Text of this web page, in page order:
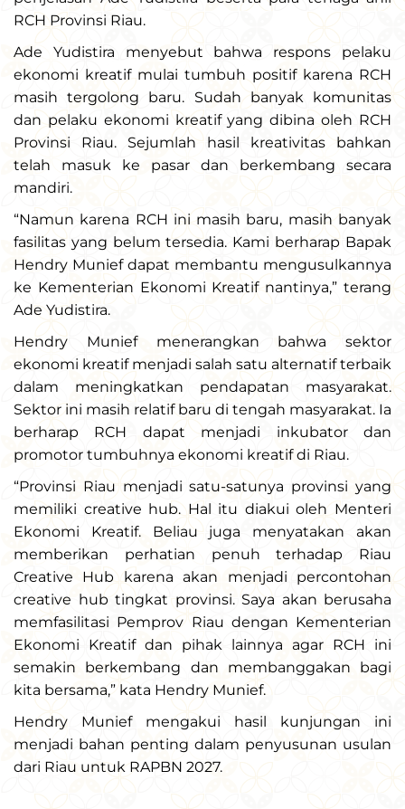
RCH Provinsi Riau.
Ade Yudistira menyebut bahwa respons pelaku
ekonomi kreatif mulai tumbuh positif karena RCH
masih tergolong baru. Sudah banyak komunitas
dan pelaku ekonomi kreatif yang dibina oleh RCH
Provinsi Riau. Sejumlah hasil kreativitas bahkan
telah masuk ke pasar dan berkembang secara
mandiri.
“Namun karena RCH ini masih baru, masih banyak
fasilitas yang belum tersedia. Kami berharap Bapak
Hendry Munief dapat membantu mengusulkannya
ke Kementerian Ekonomi Kreatif nantinya,” terang
Ade Yudistira.
Hendry Munief menerangkan bahwa sektor
ekonomi kreatif menjadi salah satu alternatif terbaik
dalam meningkatkan pendapatan masyarakat.
Sektor ini masih relatif baru di tengah masyarakat. Ia
berharap RCH dapat menjadi inkubator dan
promotor tumbuhnya ekonomi kreatif di Riau.
“Provinsi Riau menjadi satu-satunya provinsi yang
memiliki creative hub. Hal itu diakui oleh Menteri
Ekonomi Kreatif. Beliau juga menyatakan akan
memberikan perhatian penuh terhadap Riau
Creative Hub karena akan menjadi percontohan
creative hub tingkat provinsi. Saya akan berusaha
memfasilitasi Pemprov Riau dengan Kementerian
Ekonomi Kreatif dan pihak lainnya agar RCH ini
semakin berkembang dan membanggakan bagi
kita bersama,” kata Hendry Munief.
Hendry Munief mengakui hasil kunjungan ini
menjadi bahan penting dalam penyusunan usulan
dari Riau untuk RAPBN 2027.